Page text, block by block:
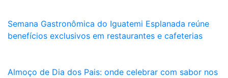
Semana Gastronômica do Iguatemi Esplanada reúne
benefícios exclusivos em restaurantes e cafeterias
Almoço de Dia dos Pais: onde celebrar com sabor nos